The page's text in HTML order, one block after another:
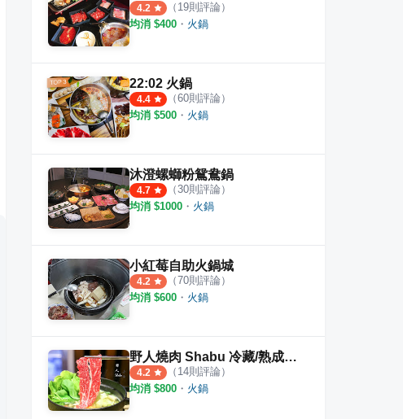
橋頭麻辣鍋
4.2 （ 19則評論）
均消 $400 ・ 火鍋
22:02 火鍋
4.4 （60則評論）
均消 $500 ・ 火鍋
沐澄螺螄粉鴛鴦鍋
4.7 （30則評論）
均消 $1000 ・ 火鍋
小紅莓自助火鍋城
4.2 （70則評論）
均消 $600 ・ 火鍋
野人燒肉 Shabu 冷藏/熟成高級肉專門
4.2 （ 14則評論）
均消 $800 ・ 火鍋